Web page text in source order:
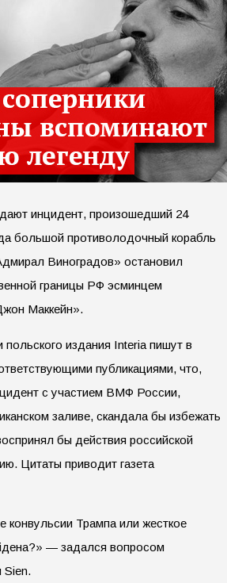
инцидент, произошедший 24
большой противолодочный корабль
Виноградов» остановил
границы РФ эсминцем
Маккейн».
польского издания Interia пишут в
публикациями, что,
с участием ВМФ России,
заливе, скандала бы избежать
бы действия российской
Цитаты приводит газета
конвульсии Трампа или жесткое
— задался вопросом
Sien.